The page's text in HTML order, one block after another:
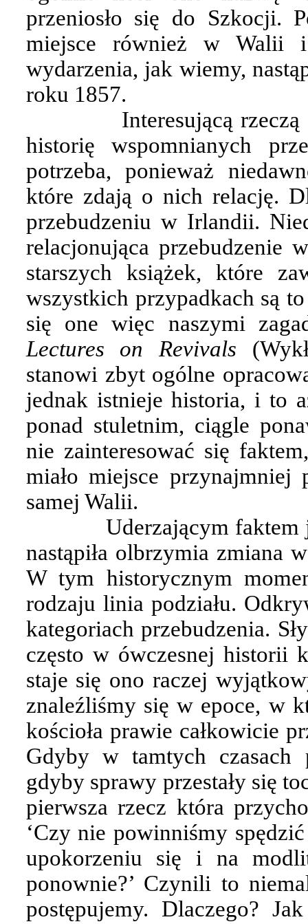
przeniosło się do Szkocji.
miejsce również w Walii
wydarzenia, jak wiemy,
roku 1857.
Interesującą
historię wspomnianych
potrzeba, ponieważ
które zdają o nich relację.
przebudzeniu w Irlandii.
relacjonująca
starszych książek, które
wszystkich przypadkach są
się one więc naszymi
Lectures on Revivals
stanowi zbyt ogólne
jednak istnieje historia, i to
ponad stuletnim, ciągle
nie zainteresować się
miało miejsce przynajmniej
samej Walii.
Uderzającym
nastąpiła olbrzymia zmiana
W tym historycznym
rodzaju linia podziału.
kategoriach przebudzenia.
często w ówczesnej historii
staje się ono raczej
znaleźliśmy się w epoce, w
kościoła prawie całkowicie
Gdyby w tamtych czasach
gdyby sprawy przestały się
pierwsza rzecz która
‘Czy nie powinniśmy
upokorzeniu się i na
ponownie?’ Czynili to
postępujemy. Dlaczego?